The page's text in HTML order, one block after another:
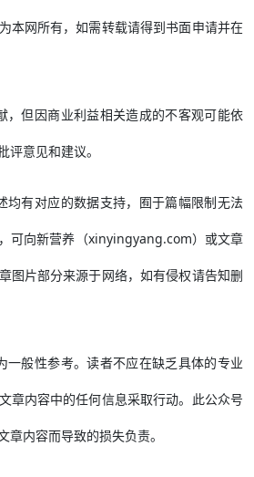
本网所有，如需转载请得到书面申请并在
，但因商业利益相关造成的不客观可能依
评意见和建议。
均有对应的数据支持，囿于篇幅限制无法
可向新营养（xinyingyang.com）或文章
图片部分来源于网络，如有侵权请告知删
一般性参考。读者不应在缺乏具体的专业
章内容中的任何信息采取行动。此公众号
内容而导致的损失负责。